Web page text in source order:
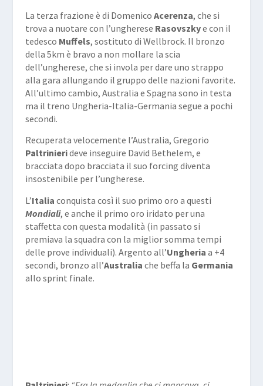
La terza frazione è di Domenico Acerenza, che si
trova a nuotare con l’ungherese Rasovszkye con il
tedesco Muffels, sostituto di Wellbrock. Il bronzo
della 5km è bravo a non mollare la scia
dell’ungherese, che si invola per dare uno strappo
alla gara allungando il gruppo delle nazioni favorite.
All’ultimo cambio, Australia e Spagna sono in testa
ma il treno Ungheria-Italia-Germania segue a pochi
secondi.
Recuperata velocemente l’Australia, Gregorio
Paltrinierideve inseguire David Bethelem, e
bracciata dopo bracciata il suo forcing diventa
insostenibile per l’ungherese.
L’Italia conquista così il suo primo oro a questi
Mondiali, e anche il primo oro iridato per una
staffetta con questa modalità (in passato si
premiava la squadra con la miglior somma tempi
delle prove individuali). Argento all’Ungheria a +4
secondi, bronzo all’Australia che beffa la Germania
allo sprint finale.